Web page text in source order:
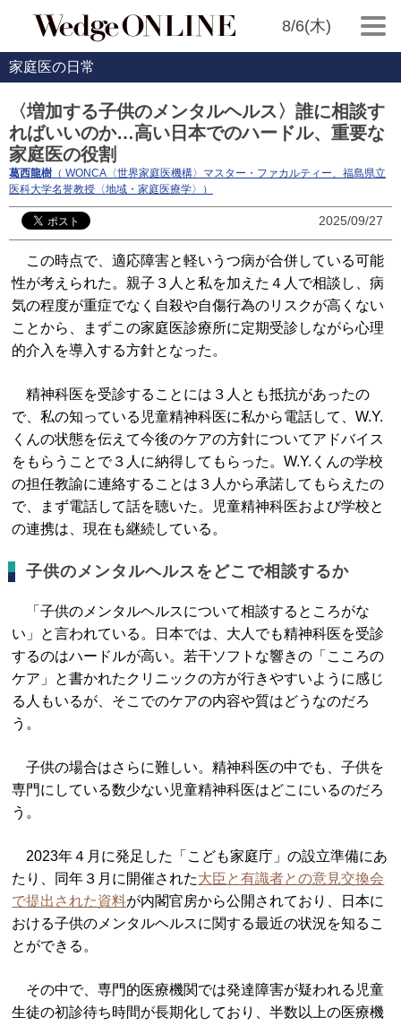
8/6(木)
家庭医の日常
〈増加する子供のメンタルヘルス〉誰に相談す
ればいいのか…高い日本でのハードル、重要な
家庭医の役割
葛西龍樹 （ WONCA〈世界家庭医機構〉マスター・ファカルティー、福島県立
医科大学名誉教授〈地域・家庭医療学〉）
2025/09/27
この時点で、適応障害と軽いうつ病が合併している可能
性が考えられた。親子３人と私を加えた４人で相談し、病
気の程度が重症でなく自殺や自傷行為のリスクが高くない
ことから、まずこの家庭医診療所に定期受診しながら心理
的介入を導入する方針となった。
精神科医を受診することには３人とも抵抗があったの
で、私の知っている児童精神科医に私から電話して、W.Y.
くんの状態を伝えて今後のケアの方針についてアドバイス
をもらうことで３人に納得してもらった。W.Y.くんの学校
の担任教諭に連絡することは３人から承諾してもらえたの
で、まず電話して話を聴いた。児童精神科医および学校と
の連携は、現在も継続している。
子供のメンタルヘルスをどこで相談するか
「子供のメンタルヘルスについて相談するところがな
い」と言われている。日本では、大人でも精神科医を受診
するのはハードルが高い。若干ソフトな響きの「こころの
ケア」と書かれたクリニックの方が行きやすいように感じ
る人もいるが、そこでのケアの内容や質はどうなのだろ
う。
子供の場合はさらに難しい。精神科医の中でも、子供を
専門にしている数少ない児童精神科医はどこにいるのだろ
う。
2023年４月に発足した「こども家庭庁」の設立準備にあ
たり、同年３月に開催された大臣と有識者との意見交換会
で提出された資料が内閣官房から公開されており、日本に
おける子供のメンタルヘルスに関する最近の状況を知るこ
とができる。
その中で、専門的医療機関では発達障害が疑われる児童
生徒の初診待ち時間が長期化しており、半数以上の医療機